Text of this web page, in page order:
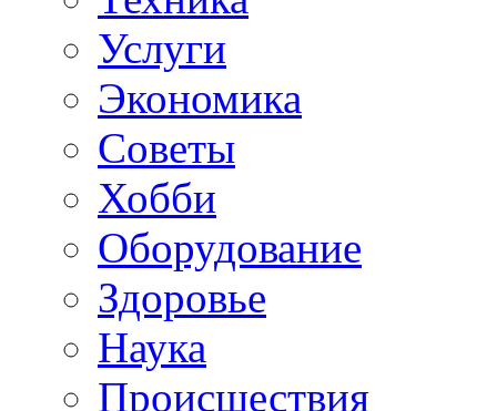
Услуги
Экономика
Советы
Хобби
Oборудование
Здоровье
Наука
Происшествия